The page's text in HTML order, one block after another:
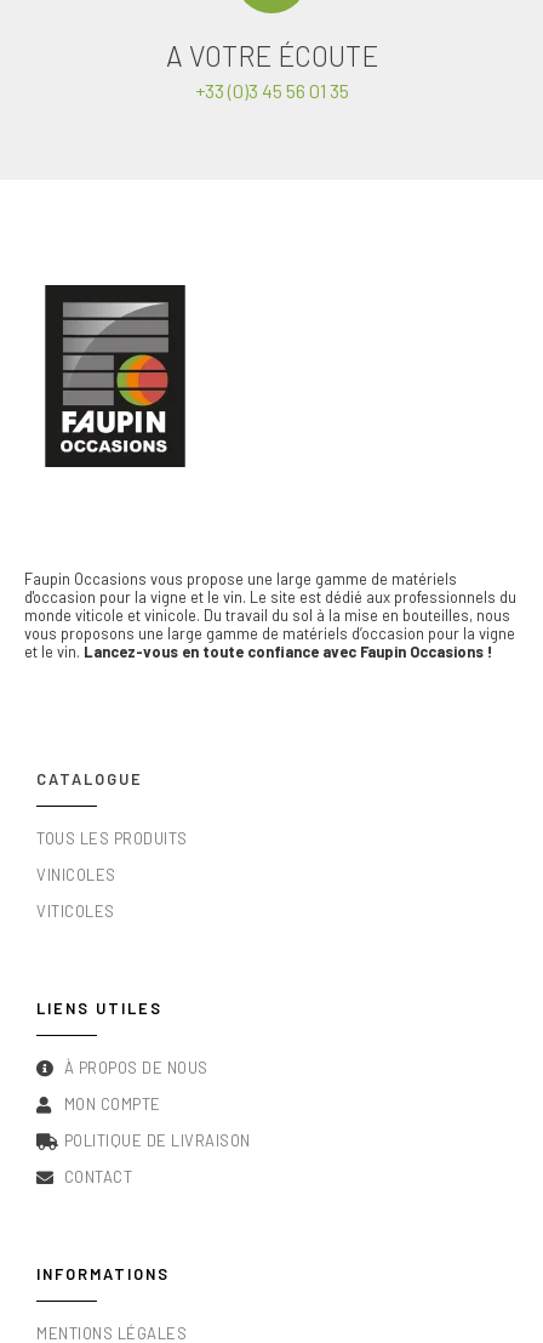
A VOTRE ÉCOUTE
+33 (0)3 45 56 01 35
Faupin Occasions vous propose une large gamme de matériels
d'occasion pour la vigne et le vin. Le site est dédié aux professionnels du
monde viticole et vinicole. Du travail du sol à la mise en bouteilles, nous
vous proposons une large gamme de matériels d’occasion pour la vigne
et le vin. Lancez-vous en toute confiance avec Faupin Occasions !
CATALOGUE
TOUS LES PRODUITS
VINICOLES
VITICOLES
LIENS UTILES
À PROPOS DE NOUS
MON COMPTE
POLITIQUE DE LIVRAISON
CONTACT
INFORMATIONS
MENTIONS LÉGALES